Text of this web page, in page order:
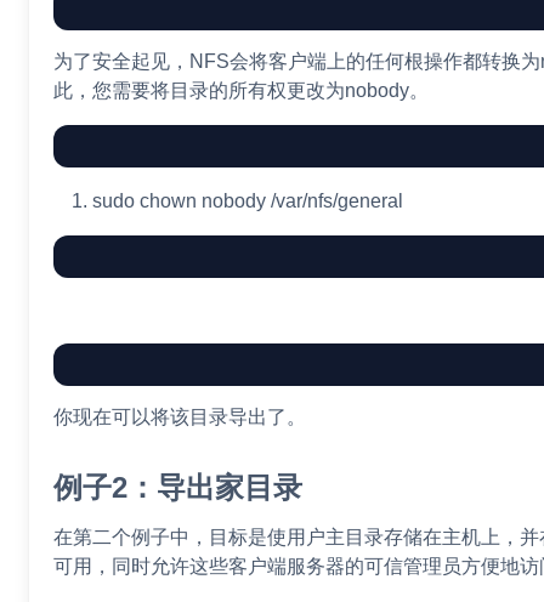
为了安全起见，NFS会将客户端上的任何根操作都转换
此，您需要将目录的所有权更改为nobody。
sudo chown nobody /var/nfs/general
你现在可以将该目录导出了。
例子2：导出家目录
在第二个例子中，目标是使用户主目录存储在主机上，
可用，同时允许这些客户端服务器的可信管理员方便地